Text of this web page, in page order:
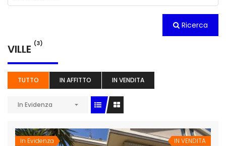
Ricerca
VILLE (3)
TUTTO IN AFFITTO IN VENDITA
In Evidenza
In Evidenza IN VENDITA